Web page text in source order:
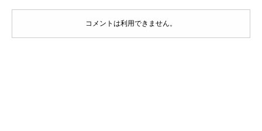
コメントは利用できません。